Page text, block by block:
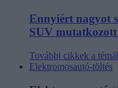
Ennyiért nagyot
SUV
További cikkek a
Elektromosautó-töltés